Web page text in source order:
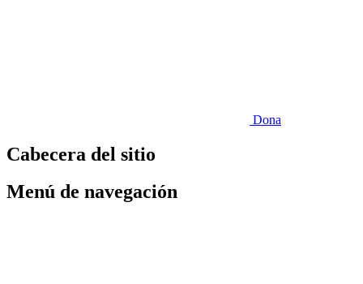
Dona
Cabecera del sitio
Menú de navegación